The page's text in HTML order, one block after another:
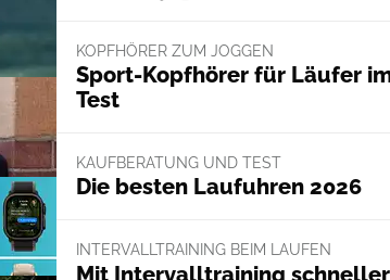
KOPFHÖRER ZUM JOGGEN
Sport-Kopfhörer für Läufer
Test
KAUFBERATUNG UND TEST
Die besten Laufuhren 2026
INTERVALLTRAINING BEIM LAUFEN
Mit Intervalltraining schneller